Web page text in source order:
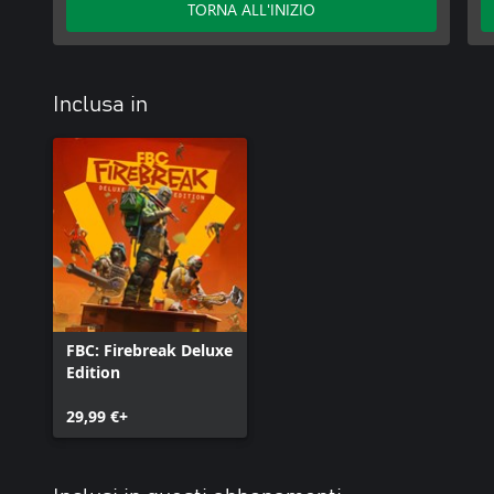
TORNA ALL'INIZIO
Inclusa in
FBC: Firebreak Deluxe
Edition
29,99 €+